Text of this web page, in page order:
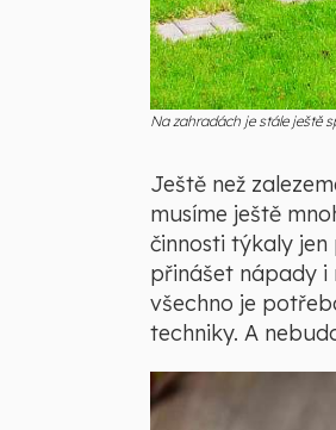
Na zahradách je stále ještě
Ještě než
musíme ještě
činnosti týkaly
přinášet nápady i
všechno je
techniky. A